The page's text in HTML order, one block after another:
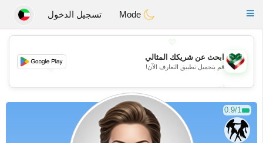
KuwaitChat
Toggle
تسجيل الدخول
💖
💕
💕
ابحث عن شريكك المثالي
قم بتحميل تطبيق التعارف الآن!
0.9/1